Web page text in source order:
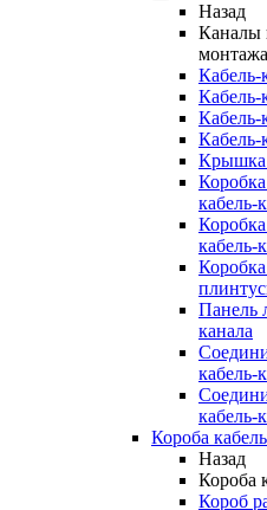
Назад
Каналы
монтажа
Кабель-
Кабель-
Кабель-
Кабель-
Крышка
кабель-
кабель-
Панель
канала
кабель-
кабель-
Короба
Назад
Короба
Короб